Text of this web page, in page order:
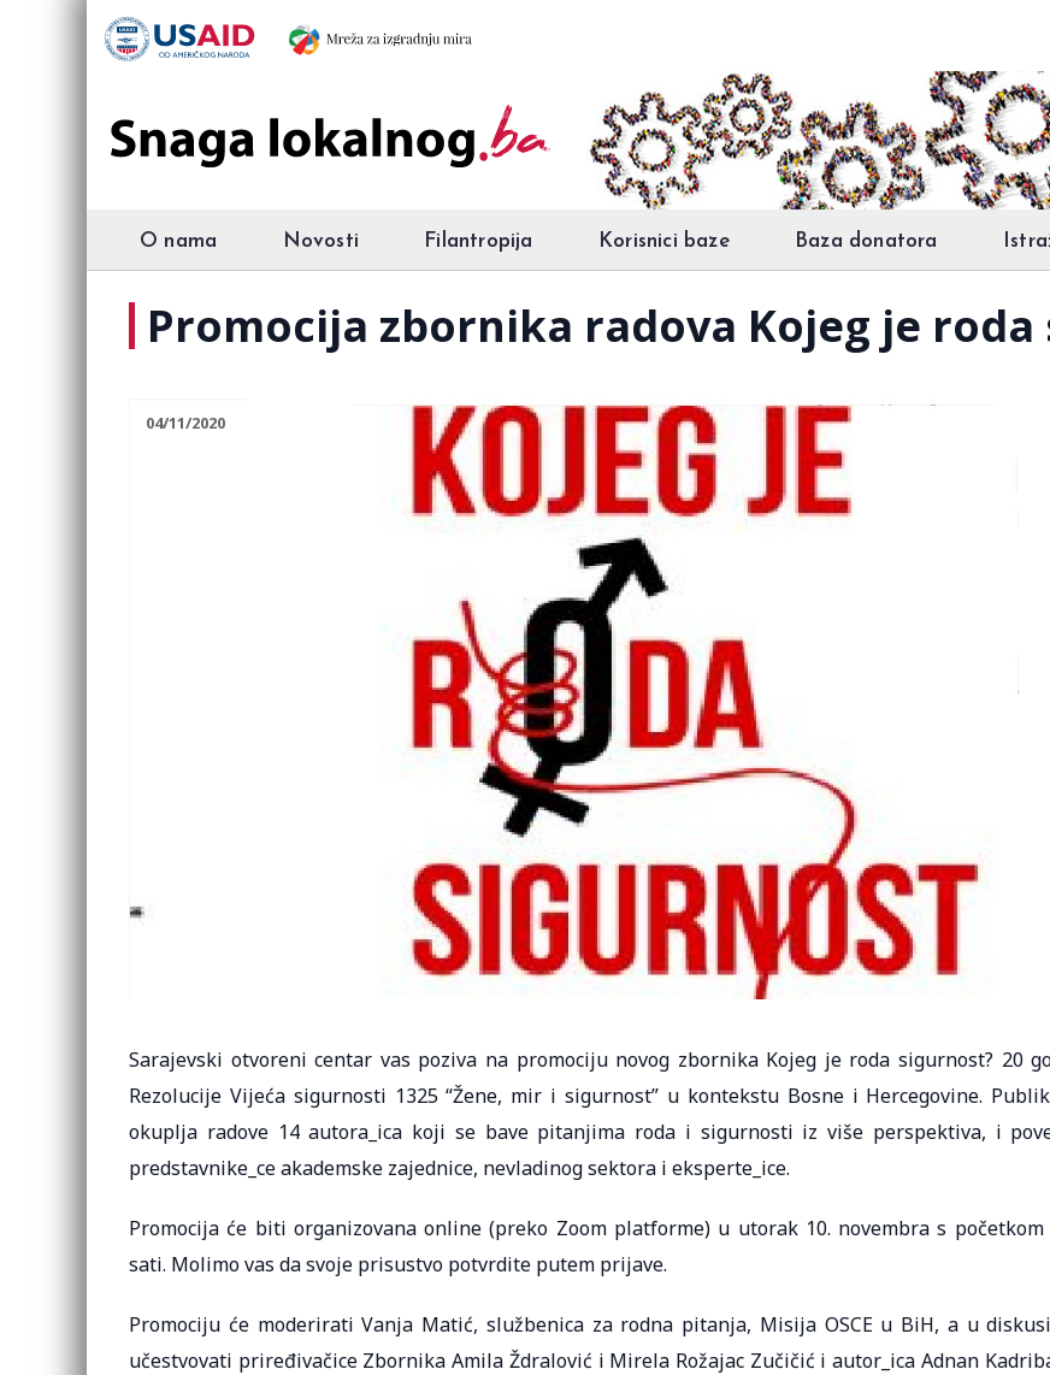
O nama Novosti Filantropija Korisnici baze Baza donatora
Promocija zbornika radova Kojeg je roda
04/11/2020
Sarajevski otvoreni centar vas poziva na promociju novog zbornika Kojeg je roda sigurnost? 20
Rezolucije Vijeća sigurnosti 1325 “Žene, mir i sigurnost” u kontekstu Bosne i Hercegovine.
okuplja radove 14 autora_ica koji se bave pitanjima roda i sigurnosti iz više perspektiva, i
predstavnike_ce akademske zajednice, nevladinog sektora i eksperte_ice.
Promocija će biti organizovana online (preko Zoom platforme) u utorak 10. novembra s početkom
sati. Molimo vas da svoje prisustvo potvrdite putem prijave.
Promociju će moderirati Vanja Matić, službenica za rodna pitanja, Misija OSCE u BiH, a u
učestvovati priređivačice Zbornika Amila Ždralović i Mirela Rožajac Zučičić i autor_ica Adnan